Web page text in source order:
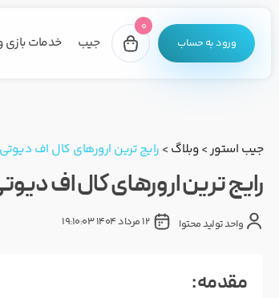
ورود به حساب
0
جیب خدمات بازی
جیب استور>وبلاگ > رایج ترین ارورهای کال اف
رایج ترین ارورهای کال اف
واحد تولید محتوا 12 مرداد 1404 19:10:03
مقدمه :